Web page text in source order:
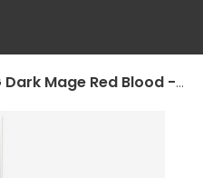
Designed by GG Dark Mage Red Blood - Blanc